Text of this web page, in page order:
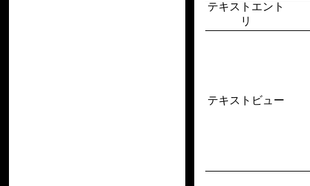
テキストエント
リ
テキストビュー